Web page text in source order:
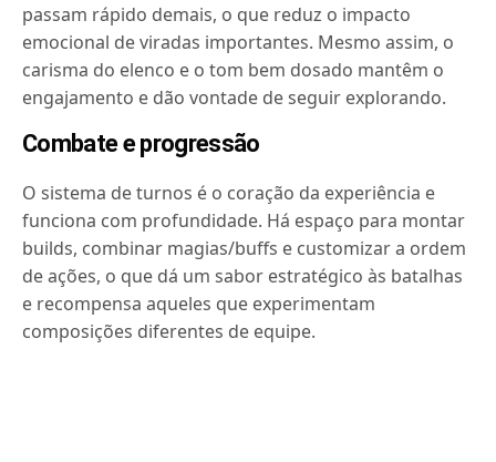
passam rápido demais, o que reduz o impacto
emocional de viradas importantes. Mesmo assim, o
carisma do elenco e o tom bem dosado mantêm o
engajamento e dão vontade de seguir explorando.
Combate e progressão
O sistema de turnos é o coração da experiência e
funciona com profundidade. Há espaço para montar
builds, combinar magias/buffs e customizar a ordem
de ações, o que dá um sabor estratégico às batalhas
e recompensa aqueles que experimentam
composições diferentes de equipe.